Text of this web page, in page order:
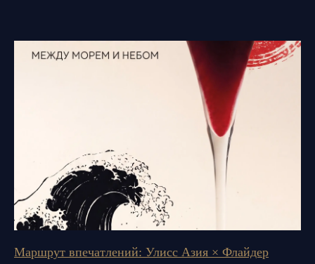
Маршрут впечатлений: Улисс Азия × Флайдер